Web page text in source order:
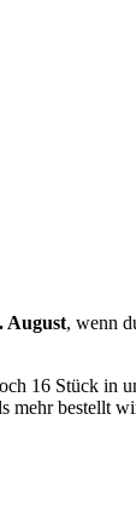
August, wenn
16 Stück in
mehr bestellt